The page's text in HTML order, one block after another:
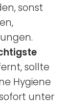
sonst
sollte
Hygiene
unter